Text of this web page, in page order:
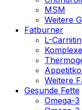
MSM
Weitere
Fatburner
L-Carnitin
Weitere
Gesunde Fette
Omega-3